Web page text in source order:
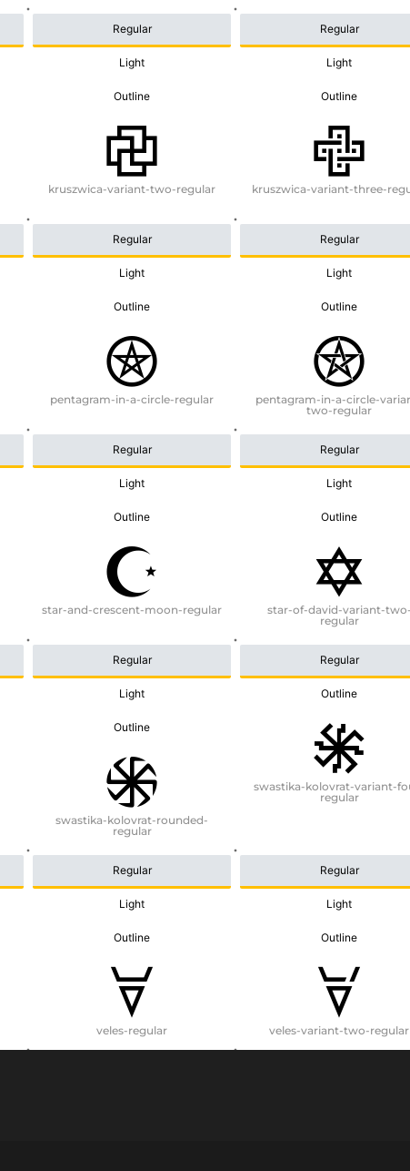
Regular
Light
Outline
kruszwica-variant-two-regular
Regular
Light
Outline
kruszwica-variant-three-
Regular
Light
Outline
pentagram-in-a-circle-regular
Regular
Light
Outline
pentagram-in-a-circle-
two-regular
Regular
Light
Outline
star-and-crescent-moon-regular
Regular
Light
Outline
star-of-david-variant-two-
regular
Regular
Light
Outline
swastika-kolovrat-rounded-
regular
Regular
Outline
swastika-kolovrat-variant-
regular
Regular
Light
Outline
veles-regular
Regular
Light
Outline
veles-variant-two-regular